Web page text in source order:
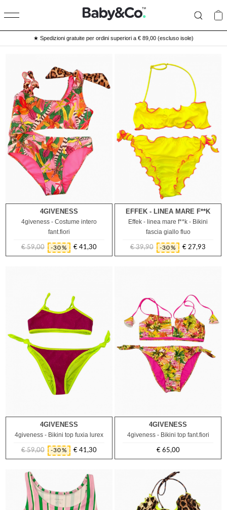
★ Spedizioni gratuite per ordini superiori a € 89,00 (escluso isole)
16A
4GIVENESS
4giveness - Costume intero
fant.fiori
Prezzo
€ 59,00 -30%
Prezzo
€ 41,30
8A 10A
EFFEK - LINEA MARE F**K
Effek - linea mare f**k - Bikini
fascia giallo fluo
Prezzo
€ 39,90 -30%
Prezzo
€ 27,93
6A
4GIVENESS
4giveness - Bikini top fuxia lurex
Prezzo
€ 59,00 -30%
Prezzo
€ 41,30
4GIVENESS
4giveness - Bikini top fant.fiori
Prezzo
€ 65,00